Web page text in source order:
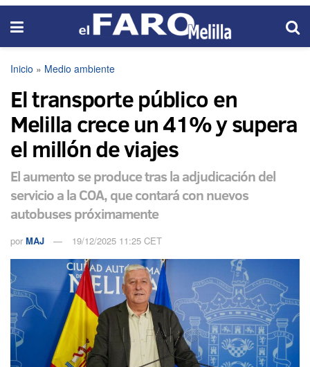
Inicio » Medio ambiente
El transporte público en
Melilla crece un 41% y supera
el millón de viajes
El aumento se produce tras la adjudicación del
servicio a la COA, que contará con nuevos
autobuses próximamente
por MAJ 19/12/2025 11:25 CET